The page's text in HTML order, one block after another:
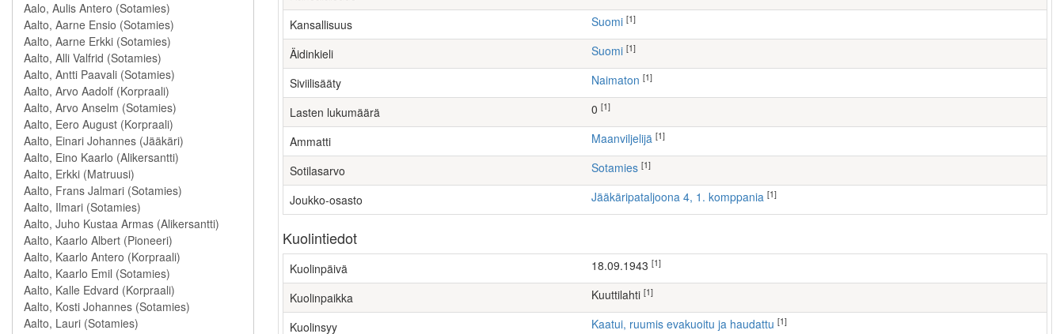
Kansallisuus Suomi [1]
Äidinkieli Suomi [1]
Siviilisääty Naimaton [1]
Lasten lukumäärä [1]
Ammatti maanviljelijä [1]
Sotilasarvo Sotamies [1]
Joukko-osasto Jääkäripataljoona 4, 1. komppania [1]
Kuolintiedot
Kuolinpäivä 18.09.1943 [1]
Kuolinpaikka Kuuttilahti [1]
Kuolinsyy Kaatui, ruumis evakuoitu ja haudattu [1]